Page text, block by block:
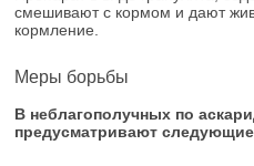
смешивают с кормом и дают
кормление.
Меры борьбы
В неблагополучных по
предусматривают